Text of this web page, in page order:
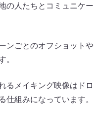
の人たちとコミュニケ
ンごとのオフショット
。
るメイキング映像はド
仕組みになっています。